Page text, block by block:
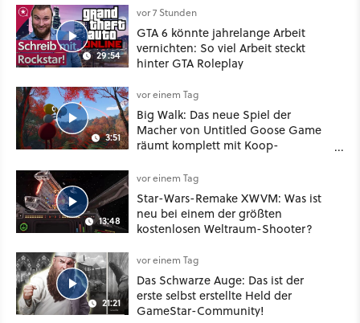
Mass Effect
29:54
vor 7 Stunden
GTA 6 könnte jahrelange Arbeit
vernichten: So viel Arbeit steckt
hinter GTA Roleplay
3:51
vor einem Tag
Big Walk: Das neue Spiel der
Macher von Untitled Goose Game
räumt komplett mit Koop-
13:48
vor einem Tag
Star-Wars-Remake XWVM: Was ist
neu bei einem der größten
kostenlosen Weltraum-Shooter?
21:21
vor einem Tag
Das Schwarze Auge: Das ist der
erste selbst erstellte Held der
GameStar-Community!